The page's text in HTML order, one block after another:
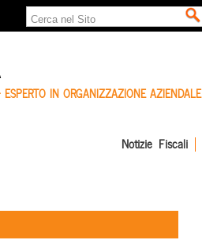
ESPERTO IN ORGANIZZAZIONE AZIENDALE
Notizie Fiscali